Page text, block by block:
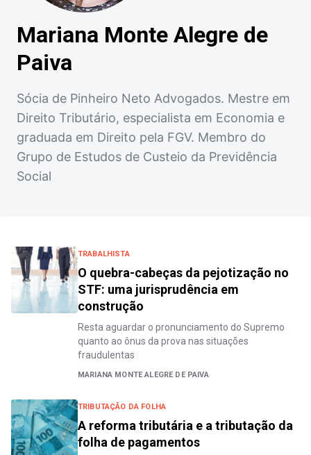
Mariana Monte Alegre de
Paiva
Sócia de Pinheiro Neto Advogados. Mestre em
Direito Tributário, especialista em Economia e
graduada em Direito pela FGV. Membro do
Grupo de Estudos de Custeio da Previdência
Social
TRABALHISTA
O quebra-cabeças da pejotização no
STF: uma jurisprudência em
construção
Resta aguardar o pronunciamento do Supremo
quanto ao ônus da prova nas situações
fraudulentas
MARIANA MONTE ALEGRE DE PAIVA
TRIBUTAÇÃO DA FOLHA
A reforma tributária e a tributação da
folha de pagamentos